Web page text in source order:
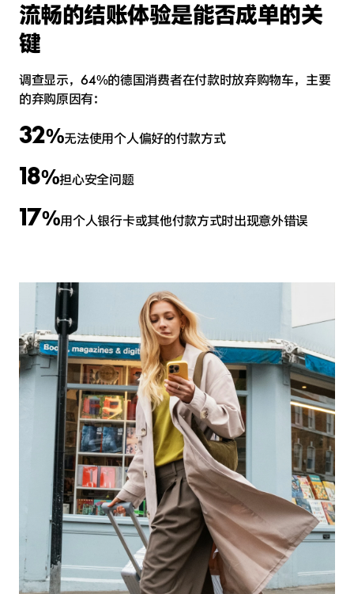
流畅的结账体验是能否成单的关
键
调查显示，64%的德国消费者在付款时放弃购物车，主要
的弃购原因有：
32%无法使用个人偏好的付款方式
18%担心安全问题
17%用个人银行卡或其他付款方式时出现意外错误